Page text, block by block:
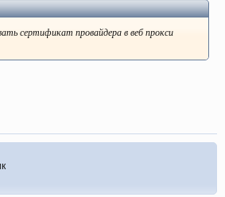
сертификат провайдера в веб прокси